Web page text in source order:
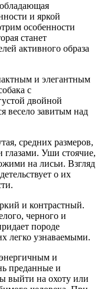
и яркой
особенности
станет
активного образа
и элегантным
с
двойной
весело завитым над
средних размеров,
Уши стоячие,
на лисьи. Взгляд
о их
и контрастный.
черного и
породе
легко узнаваемыми.
и
преданные и
выйти на охоту или